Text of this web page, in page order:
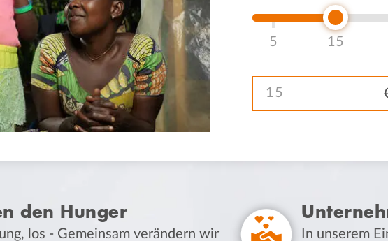
Spendenbetrag
5 15
den Hunger
los - Gemeinsam verändern wir
In unserem